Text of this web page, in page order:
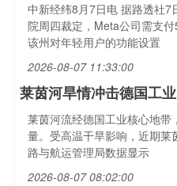
中新经纬8月7日电 据路透社
院周四裁定，Meta公司需支
该州对年轻用户的功能设置
2026-08-07 11:33:00
莱茵河旱情冲击德国工业
莱茵河流经德国工业核心地
量。受高温干旱影响，近期
路与航运管理局数据显示
2026-08-07 08:02:00